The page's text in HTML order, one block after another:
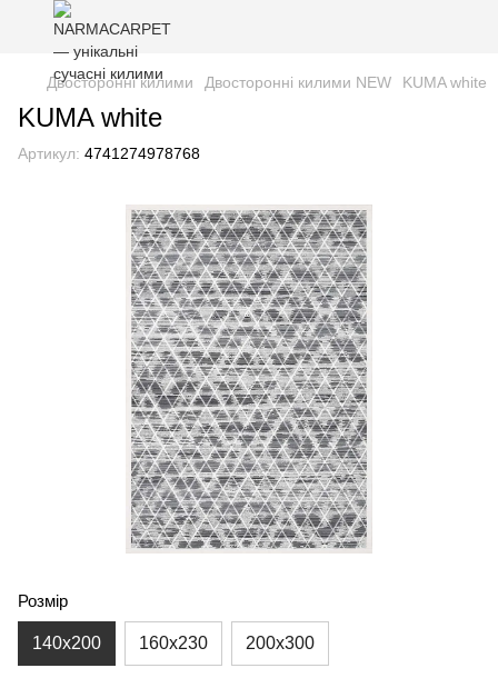
Двосторонні килими Двосторонні килими NEW KUMA white
KUMA white
Артикул: 4741274978768
Розмір
140x200 160x230 200x300